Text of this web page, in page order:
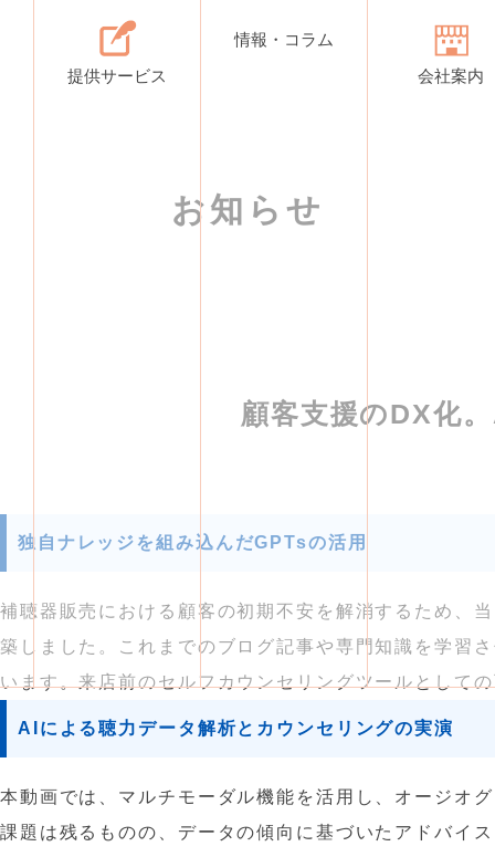
提供サービス
情報・コラム
会社案内
お知らせ
顧客支援のDX化
独自ナレッジを組み込んだGPTsの活用
補聴器販売における顧客の初期不安を解消するため、
築しました。これまでのブログ記事や専門知識を学習
います。来店前のセルフカウンセリングツールとして
AIによる聴力データ解析とカウンセリングの実演
本動画では、マルチモーダル機能を活用し、オージオ
課題は残るものの、データの傾向に基づいたアドバイ